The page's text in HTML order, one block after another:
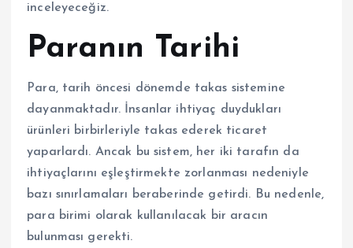
inceleyeceğiz.
Paranın Tarihi
Para, tarih öncesi dönemde takas sistemine
dayanmaktadır. İnsanlar ihtiyaç duydukları
ürünleri birbirleriyle takas ederek ticaret
yaparlardı. Ancak bu sistem, her iki tarafın da
ihtiyaçlarını eşleştirmekte zorlanması nedeniyle
bazı sınırlamaları beraberinde getirdi. Bu nedenle,
para birimi olarak kullanılacak bir aracın
bulunması gerekti.